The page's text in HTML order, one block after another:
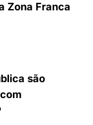
Zona Franca
são